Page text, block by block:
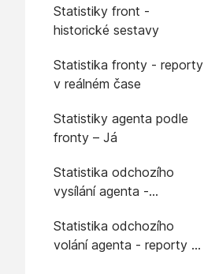
Statistiky front -
historické sestavy
Statistika fronty - reporty
v reálném čase
Statistiky agenta podle
fronty – Já
Statistika odchozího
vysílání agenta -
Statistika odchozího
volání agenta - reporty v